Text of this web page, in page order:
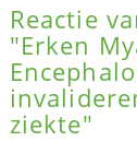
Reactie
"Erken
ziekte"